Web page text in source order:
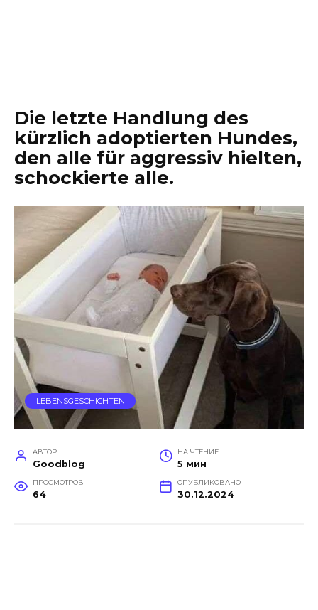
Die letzte Handlung des
kürzlich adoptierten Hundes,
den alle für aggressiv hielten,
schockierte alle.
LEBENSGESCHICHTEN
АВТОР
Goodblog
НА ЧТЕНИЕ
5 мин
ПРОСМОТРОВ
64
ОПУБЛИКОВАНО
30.12.2024